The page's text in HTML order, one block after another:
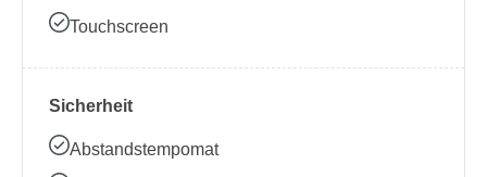
Touchscreen
Sicherheit
Abstandstempomat